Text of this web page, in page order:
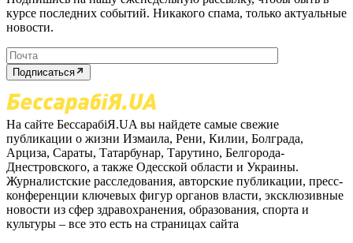
курсе последних событий. Никакого спама, только актуальные
новости.
Подписаться
На сайте БессарабіЯ.UA вы найдете самые свежие
публикации о жизни Измаила, Рени, Килии, Болграда,
Арциза, Сараты, Татарбунар, Тарутино, Белгорода-
Днестровского, а также Одесской области и Украины.
Журналистские расследования, авторские публикации, пресс-
конференции ключевых фигур органов власти, эксклюзивные
новости из сфер здравохранения, образования, спорта и
культуры – все это есть на страницах сайта